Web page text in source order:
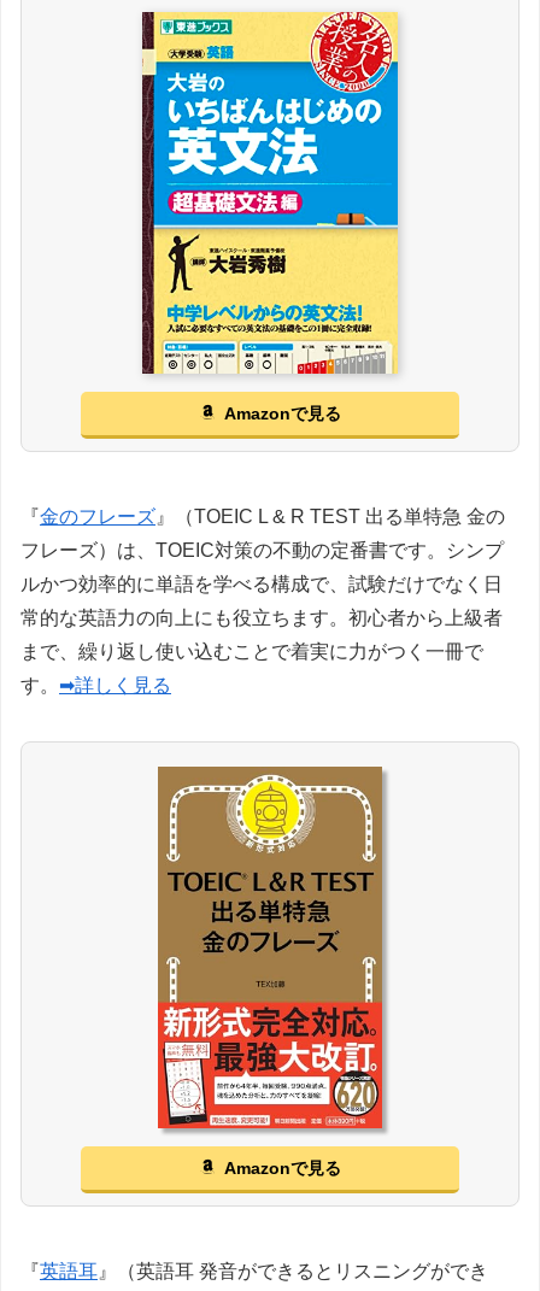
Amazonで見る
『金のフレーズ 』（TOEIC L & R TEST 出る単特急 金の
フレーズ）は、TOEIC対策の不動の定番書です。シンプ
ルかつ効率的に単語を学べる構成で、試験だけでなく日
常的な英語力の向上にも役立ちます。初心者から上級者
まで、繰り返し使い込むことで着実に力がつく一冊で
す。 ➡詳しく見る
Amazonで見る
『英語耳 』（英語耳 発音ができるとリスニングができ